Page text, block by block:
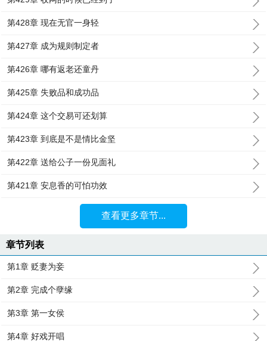
第428章 现在无官一身轻
第427章 成为规则制定者
第426章 哪有返老还童丹
第425章 失败品和成功品
第424章 这个交易可还划算
第423章 到底是不是情比金坚
第422章 送给公子一份见面礼
第421章 安息香的可怕功效
查看更多章节...
章节列表
第1章 贬妻为妾
第2章 完成个孽缘
第3章 第一女侯
第4章 好戏开唱